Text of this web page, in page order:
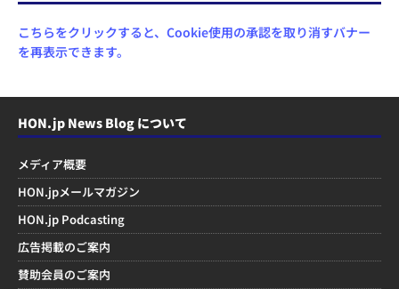
こちらをクリックすると、Cookie使用の承認を取り消すバナー
を再表示できます。
HON.jp News Blog について
メディア概要
HON.jpメールマガジン
HON.jp Podcasting
広告掲載のご案内
賛助会員のご案内